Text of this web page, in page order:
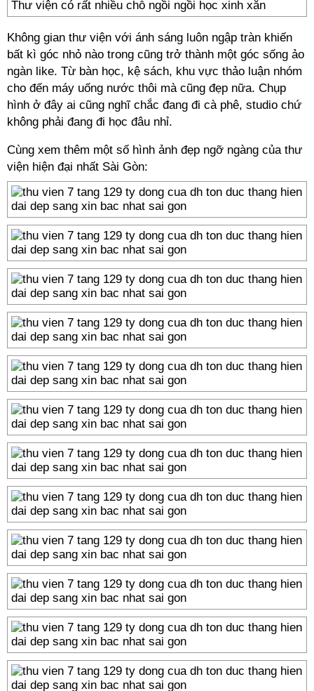
Thư viện có rất nhiều chỗ ngồi ngồi học xinh xắn
Không gian thư viện với ánh sáng luôn ngập tràn khiến
bất kì góc nhỏ nào trong cũng trở thành một góc sống ảo
ngàn like. Từ bàn học, kệ sách, khu vực thảo luận nhóm
cho đến máy uống nước thôi mà cũng đẹp nữa. Chụp
hình ở đây ai cũng nghĩ chắc đang đi cà phê, studio chứ
không phải đang đi học đâu nhỉ.
Cùng xem thêm một số hình ảnh đẹp ngỡ ngàng của thư
viện hiện đại nhất Sài Gòn: